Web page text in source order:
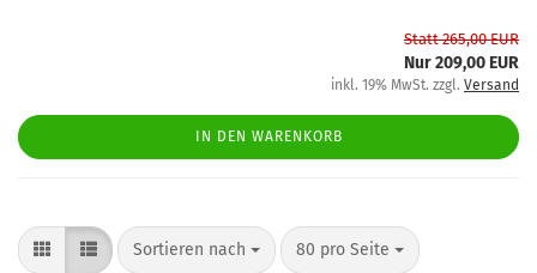
Statt 265,00 EUR
Nur 209,00 EUR
inkl. 19% MwSt. zzgl. Versand
IN DEN WARENKORB
Sortieren nach 80 pro Seite